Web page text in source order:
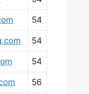
54
54
54
56